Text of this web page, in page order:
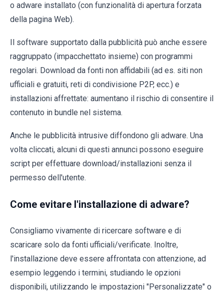
o adware installato (con funzionalità di apertura forzata
della pagina Web).
Il software supportato dalla pubblicità può anche essere
raggruppato (impacchettato insieme) con programmi
regolari. Download da fonti non affidabili (ad es. siti non
ufficiali e gratuiti, reti di condivisione P2P, ecc.) e
installazioni affrettate: aumentano il rischio di consentire il
contenuto in bundle nel sistema.
Anche le pubblicità intrusive diffondono gli adware. Una
volta cliccati, alcuni di questi annunci possono eseguire
script per effettuare download/installazioni senza il
permesso dell'utente.
Come evitare l'installazione di adware?
Consigliamo vivamente di ricercare software e di
scaricare solo da fonti ufficiali/verificate. Inoltre,
l'installazione deve essere affrontata con attenzione, ad
esempio leggendo i termini, studiando le opzioni
disponibili, utilizzando le impostazioni "Personalizzate" o